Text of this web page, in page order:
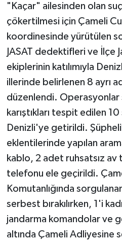
"Kaçar" ailesinden olan
çökertilmesi için Çameli
koordinesinde yürütülen
JASAT dedektifleri ve İlçe
ekiplerinin katılımıyla
illerinde belirlenen 8 ayrı
düzenlendi. Operasyonlar
karıştıkları tespit edilen
Denizli'ye getirildi.
eklentilerinde yapılan
kablo, 2 adet ruhsatsız
telefonu ele geçirildi.
Komutanlığında
serbest bırakılırken, 1'i
jandarma komandolar ve
altında Çameli Adliyesine